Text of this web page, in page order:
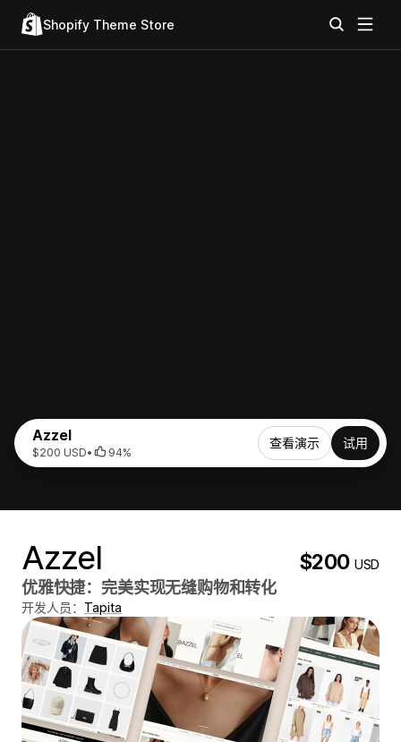
Shopify Theme Store
Azzel
$200 USD• 94%
查看演示 试用
Azzel $200USD
优雅快捷：完美实现无缝购物和转化
开发人员： Tapita